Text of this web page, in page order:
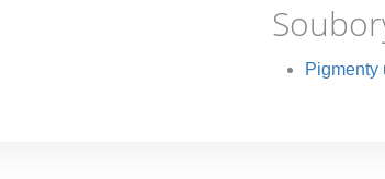
Pigmenty